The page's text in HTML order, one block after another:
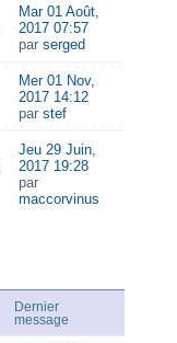
Mar 01 Août,
2017 07:57
par serged
Mer 01 Nov,
2017 14:12
par stef
Jeu 29 Juin,
2017 19:28
par
maccorvinus
Dernier
message